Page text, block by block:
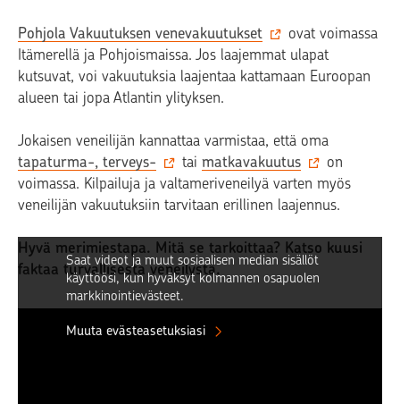
Pohjola Vakuutuksen venevakuutukset
ovat voimassa
Itämerellä ja Pohjoismaissa. Jos laajemmat ulapat
kutsuvat, voi vakuutuksia laajentaa kattamaan Euroopan
alueen tai jopa Atlantin ylityksen.
Jokaisen veneilijän kannattaa varmistaa, että oma
tapaturma-, terveys-
tai matkavakuutus
on
voimassa. Kilpailuja ja valtameriveneilyä varten myös
veneilijän vakuutuksiin tarvitaan erillinen laajennus.
Hyvä merimiestapa. Mitä se tarkoittaa? Katso kuusi
faktaa turvallisesta veneilystä.
Saat videot ja muut sosiaalisen median sisällöt
käyttöösi, kun hyväksyt kolmannen osapuolen
markkinointievästeet.
Muuta evästeasetuksiasi